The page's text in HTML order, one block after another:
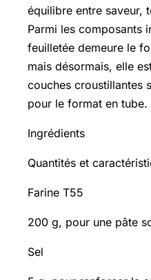
équilibre entre saveur,
Parmi les composants
feuilletée demeure le
mais désormais, elle
couches croustillantes
pour le format en tube.
Ingrédients
Quantités et
Farine T55
200 g, pour une pâte
Sel